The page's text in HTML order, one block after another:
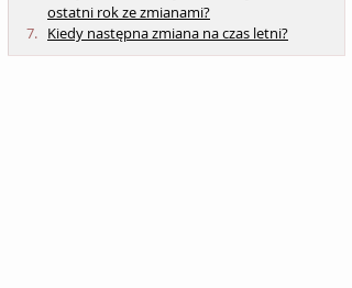
ostatni rok ze zmianami?
Kiedy następna zmiana na czas letni?